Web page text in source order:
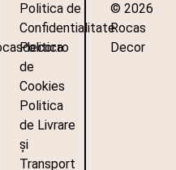
Politica de
Confidentialitate
Politica
de
Cookies
Politica
de Livrare
și
Transport
© 2026
Rocas
Decor